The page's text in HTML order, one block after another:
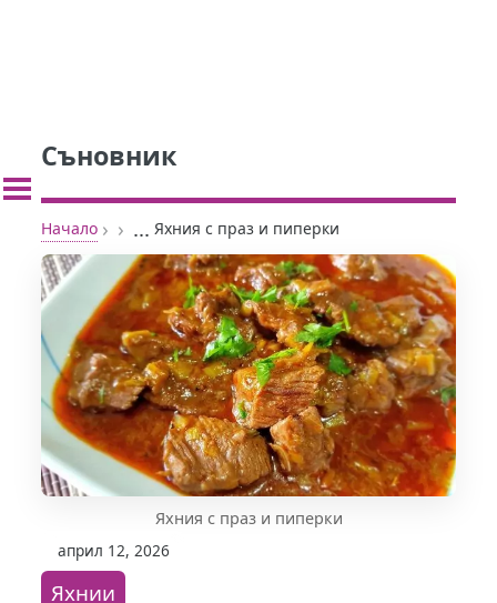
Съновник
Начало › › ... Яхния с праз и пиперки
Яхния с праз и пиперки
април 12, 2026
Яхнии